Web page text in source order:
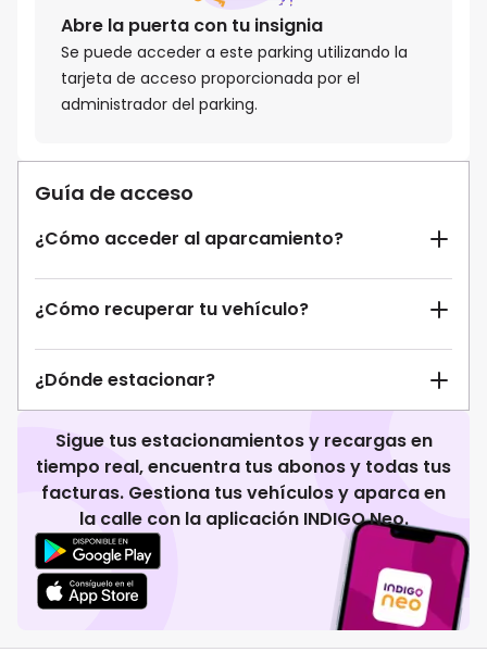
Abre la puerta con tu insignia
Se puede acceder a este parking utilizando la
tarjeta de acceso proporcionada por el
administrador del parking.
Guía de acceso
¿Cómo acceder al aparcamiento?
¿Cómo recuperar tu vehículo?
¿Dónde estacionar?
Sigue tus estacionamientos y recargas en
tiempo real, encuentra tus abonos y todas tus
facturas. Gestiona tus vehículos y aparca en
la calle con la aplicación INDIGO Neo.